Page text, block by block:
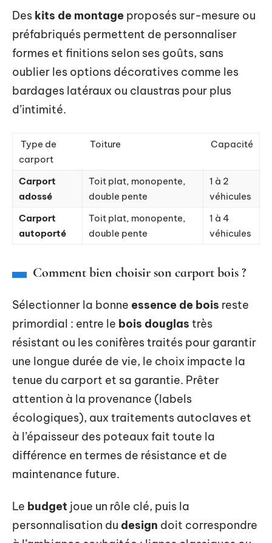
Des kits de montage proposés sur-mesure ou
préfabriqués permettent de personnaliser
formes et finitions selon ses goûts, sans
oublier les options décoratives comme les
bardages latéraux ou claustras pour plus
d’intimité.
Type de
carport
Toiture Capacité
Carport
adossé
Toit plat, monopente,
double pente
1 à 2
véhicules
Carport
autoporté
Toit plat, monopente,
double pente
1 à 4
véhicules
Comment bien choisir son carport bois ?
Sélectionner la bonne essence de bois reste
primordial : entre le bois douglas très
résistant ou les conifères traités pour garantir
une longue durée de vie, le choix impacte la
tenue du carport et sa garantie. Prêter
attention à la provenance (labels
écologiques), aux traitements autoclaves et
à l’épaisseur des poteaux fait toute la
différence en termes de résistance et de
maintenance future.
Le budget joue un rôle clé, puis la
personnalisation du design doit correspondre